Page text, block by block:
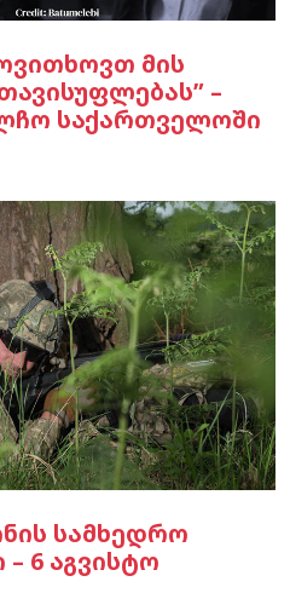
მის
–
საქართველოში
სამხედრო
6 აგვისტო